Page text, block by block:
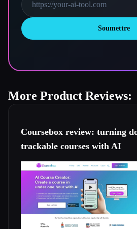
Soumettre
More Product Reviews:
Coursebox review: turning
trackable courses with AI